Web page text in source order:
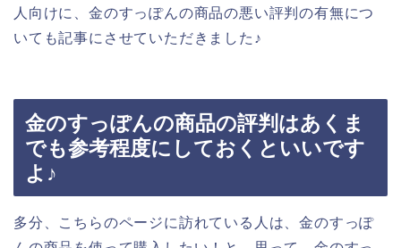
人向けに、金のすっぽんの商品の悪い評判の有無につ
いても記事にさせていただきました♪
金のすっぽんの商品の評判はあくま
でも参考程度にしておくといいです
よ♪
多分、こちらのページに訪れている人は、金のすっぽ